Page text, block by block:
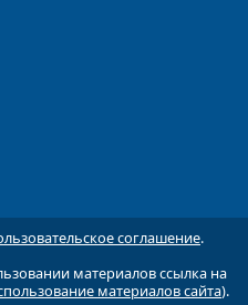
соглашение.
материалов ссылка на
материалов сайта).